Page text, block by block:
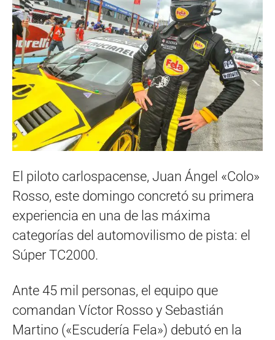
El piloto carlospacense, Juan Ángel «Colo»
Rosso, este domingo concretó su primera
experiencia en una de las máxima
categorías del automovilismo de pista: el
Súper TC2000.
Ante 45 mil personas, el equipo que
comandan Víctor Rosso y Sebastián
Martino («Escudería Fela») debutó en la